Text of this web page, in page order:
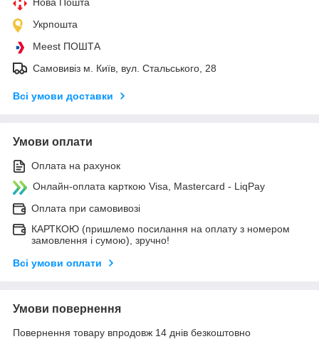
Укрпошта
Meest ПОШТА
Самовивіз м. Київ, вул. Стальського, 28
Всі умови доставки
Умови оплати
Оплата на рахунок
Онлайн-оплата карткою Visa, Mastercard - LiqPay
Оплата при самовивозі
КАРТКОЮ (пришлемо посилання на оплату з номером
замовлення і сумою), зручно!
Всі умови оплати
Умови повернення
Повернення товару впродовж 14 днів безкоштовно